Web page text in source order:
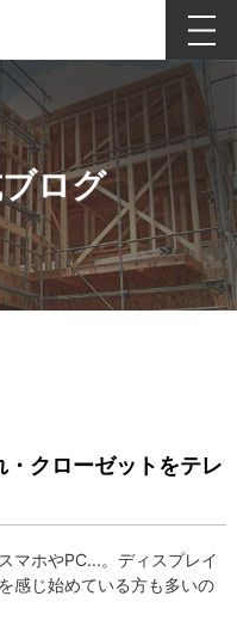
ログ
クローゼットをテレ
マホやPC...。ディスプレイ
感じ始めている方も多いの